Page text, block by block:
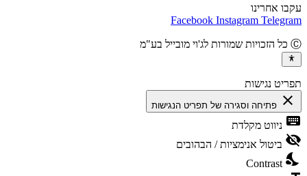
אחרינו
Facebook Instagram
נגישות
פתיחה וסגירה של תפריט הנגישות
ניווט מקלדת
ביטול אנימציות / הבהובים
Contrast